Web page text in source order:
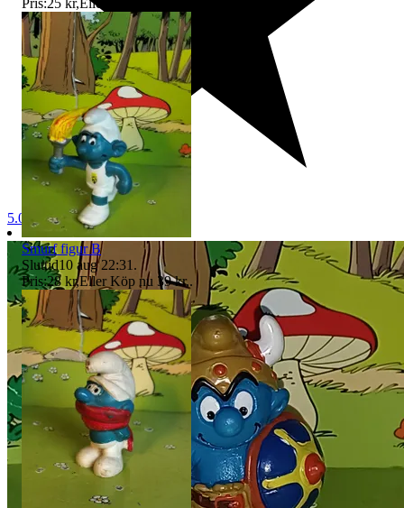
5.0
Pris:25 kr,Eller Köp nu
Smurf figur B
Sluttid10 aug 22:31 .
Pris:28 kr,Eller Köp nu 39 kr,.